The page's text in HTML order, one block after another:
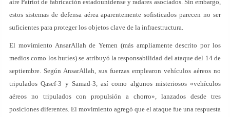
aire Patriot de fabricación estadounidense y radares asociados. Sin embargo,
estos sistemas de defensa aérea aparentemente sofisticados parecen no ser
suficientes para proteger los objetos clave de la infraestructura.
El movimiento AnsarAllah de Yemen (más ampliamente descrito por los
medios como los hutíes) se atribuyó la responsabilidad del ataque del 14 de
septiembre. Según AnsarAllah, sus fuerzas emplearon vehículos aéreos no
tripulados Qasef-3 y Samad-3, así como algunos misteriosos «vehículos
aéreos no tripulados con propulsión a chorro», lanzados desde tres
posiciones diferentes. El movimiento agregó que el ataque fue una respuesta